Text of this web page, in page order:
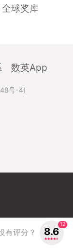
有评分？ 8.6
12
全球奖库
数英App
号-4)